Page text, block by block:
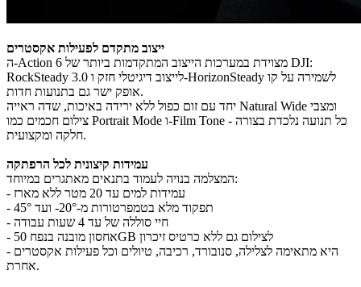
ייצוב מתקדם לפעילות אקסטרים
ה‑Action 6 מצוידת במערכות הייצוב המתקדמות ביותר של DJI:
RockSteady 3.0 לייצוב דיגיטלי חזק ו‑HorizonSteady לשמירה על קו
אופק ישר גם בתנועות חדות.
יחד עם זום כפול ללא ירידה באיכות, שדה ראייה Natural Wide ומצבי
צילום חכמים כמו Portrait Mode ו‑Film Tone - כל תנועה נלכדת בצורה
חלקה ומקצועית.
עמידות קיצונית לכל הרפתקה
המצלמה בנויה לעמוד בתנאים מאתגרים במיוחד:
- עמידות למים עד 20 מטר ללא מארז
- תפקוד מלא בטמפרטורות מ‑20°‑ ועד 45°
- חיי סוללה של עד 4 שעות עבודה
- אחסון מובנה בנפח 50GB לצילום גם ללא כרטיס זיכרון
- היא מתאימה לצלילה, סנובורד, רכיבה, טיולים וכל פעילות אקסטרים
אחרת.